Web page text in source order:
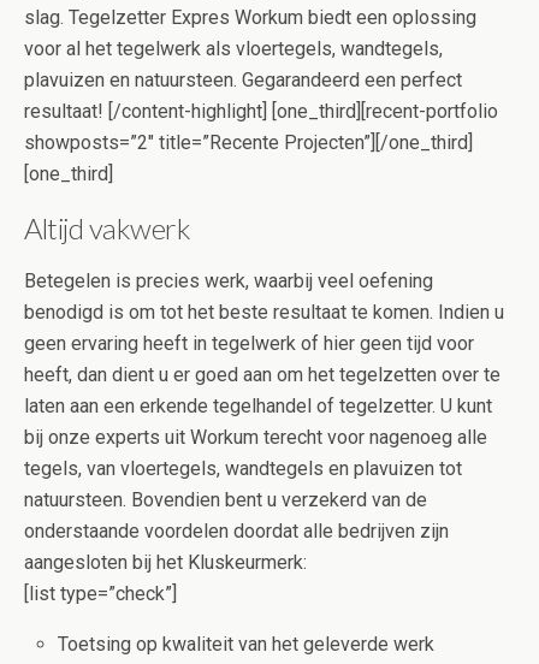
slag. Tegelzetter Expres Workum biedt een oplossing
voor al het tegelwerk als vloertegels, wandtegels,
plavuizen en natuursteen. Gegarandeerd een perfect
resultaat! [/content-highlight] [one_third][recent-portfolio
showposts=”2″ title=”Recente Projecten”][/one_third]
[one_third]
Altijd vakwerk
Betegelen is precies werk, waarbij veel oefening
benodigd is om tot het beste resultaat te komen. Indien u
geen ervaring heeft in tegelwerk of hier geen tijd voor
heeft, dan dient u er goed aan om het tegelzetten over te
laten aan een erkende tegelhandel of tegelzetter. U kunt
bij onze experts uit Workum terecht voor nagenoeg alle
tegels, van vloertegels, wandtegels en plavuizen tot
natuursteen. Bovendien bent u verzekerd van de
onderstaande voordelen doordat alle bedrijven zijn
aangesloten bij het Kluskeurmerk:
[list type=”check”]
Toetsing op kwaliteit van het geleverde werk